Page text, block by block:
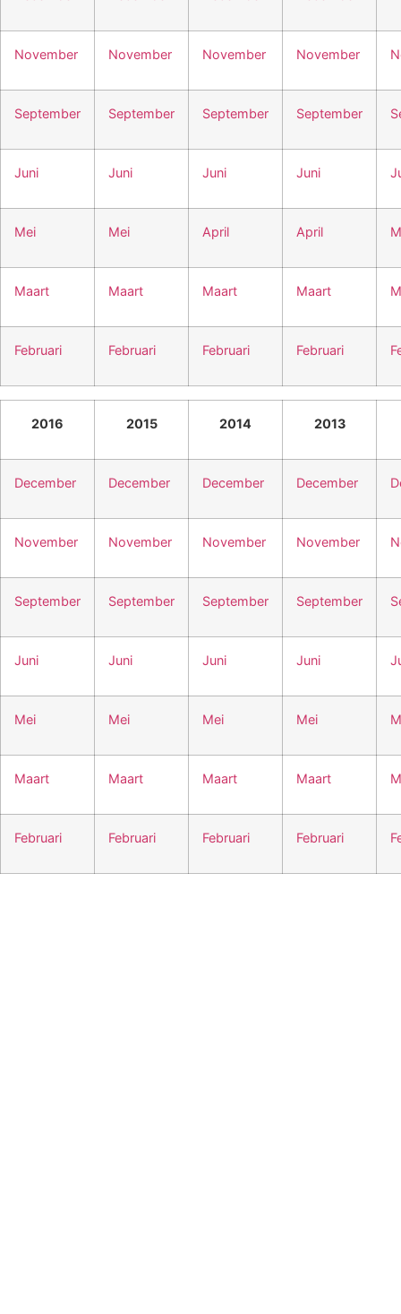
November November November November
September September September September
Juni Juni Juni Juni
Mei Mei April April
Maart Maart Maart Maart
Februari Februari Februari Februari
2016 2015 2014 2013
December December December December
November November November November
September September September September
Juni Juni Juni Juni
Mei Mei Mei Mei
Maart Maart Maart Maart
Februari Februari Februari Februari